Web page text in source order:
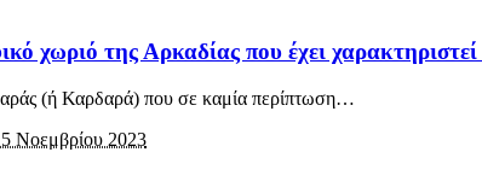
χωριό της Αρκαδίας που έχει
(ή Καρδαρά) που σε καμία περίπτωση…
Νοεμβρίου 2023